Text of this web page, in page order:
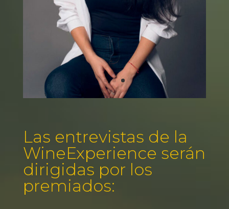
Las entrevistas de la
WineExperience serán
dirigidas por los
premiados: